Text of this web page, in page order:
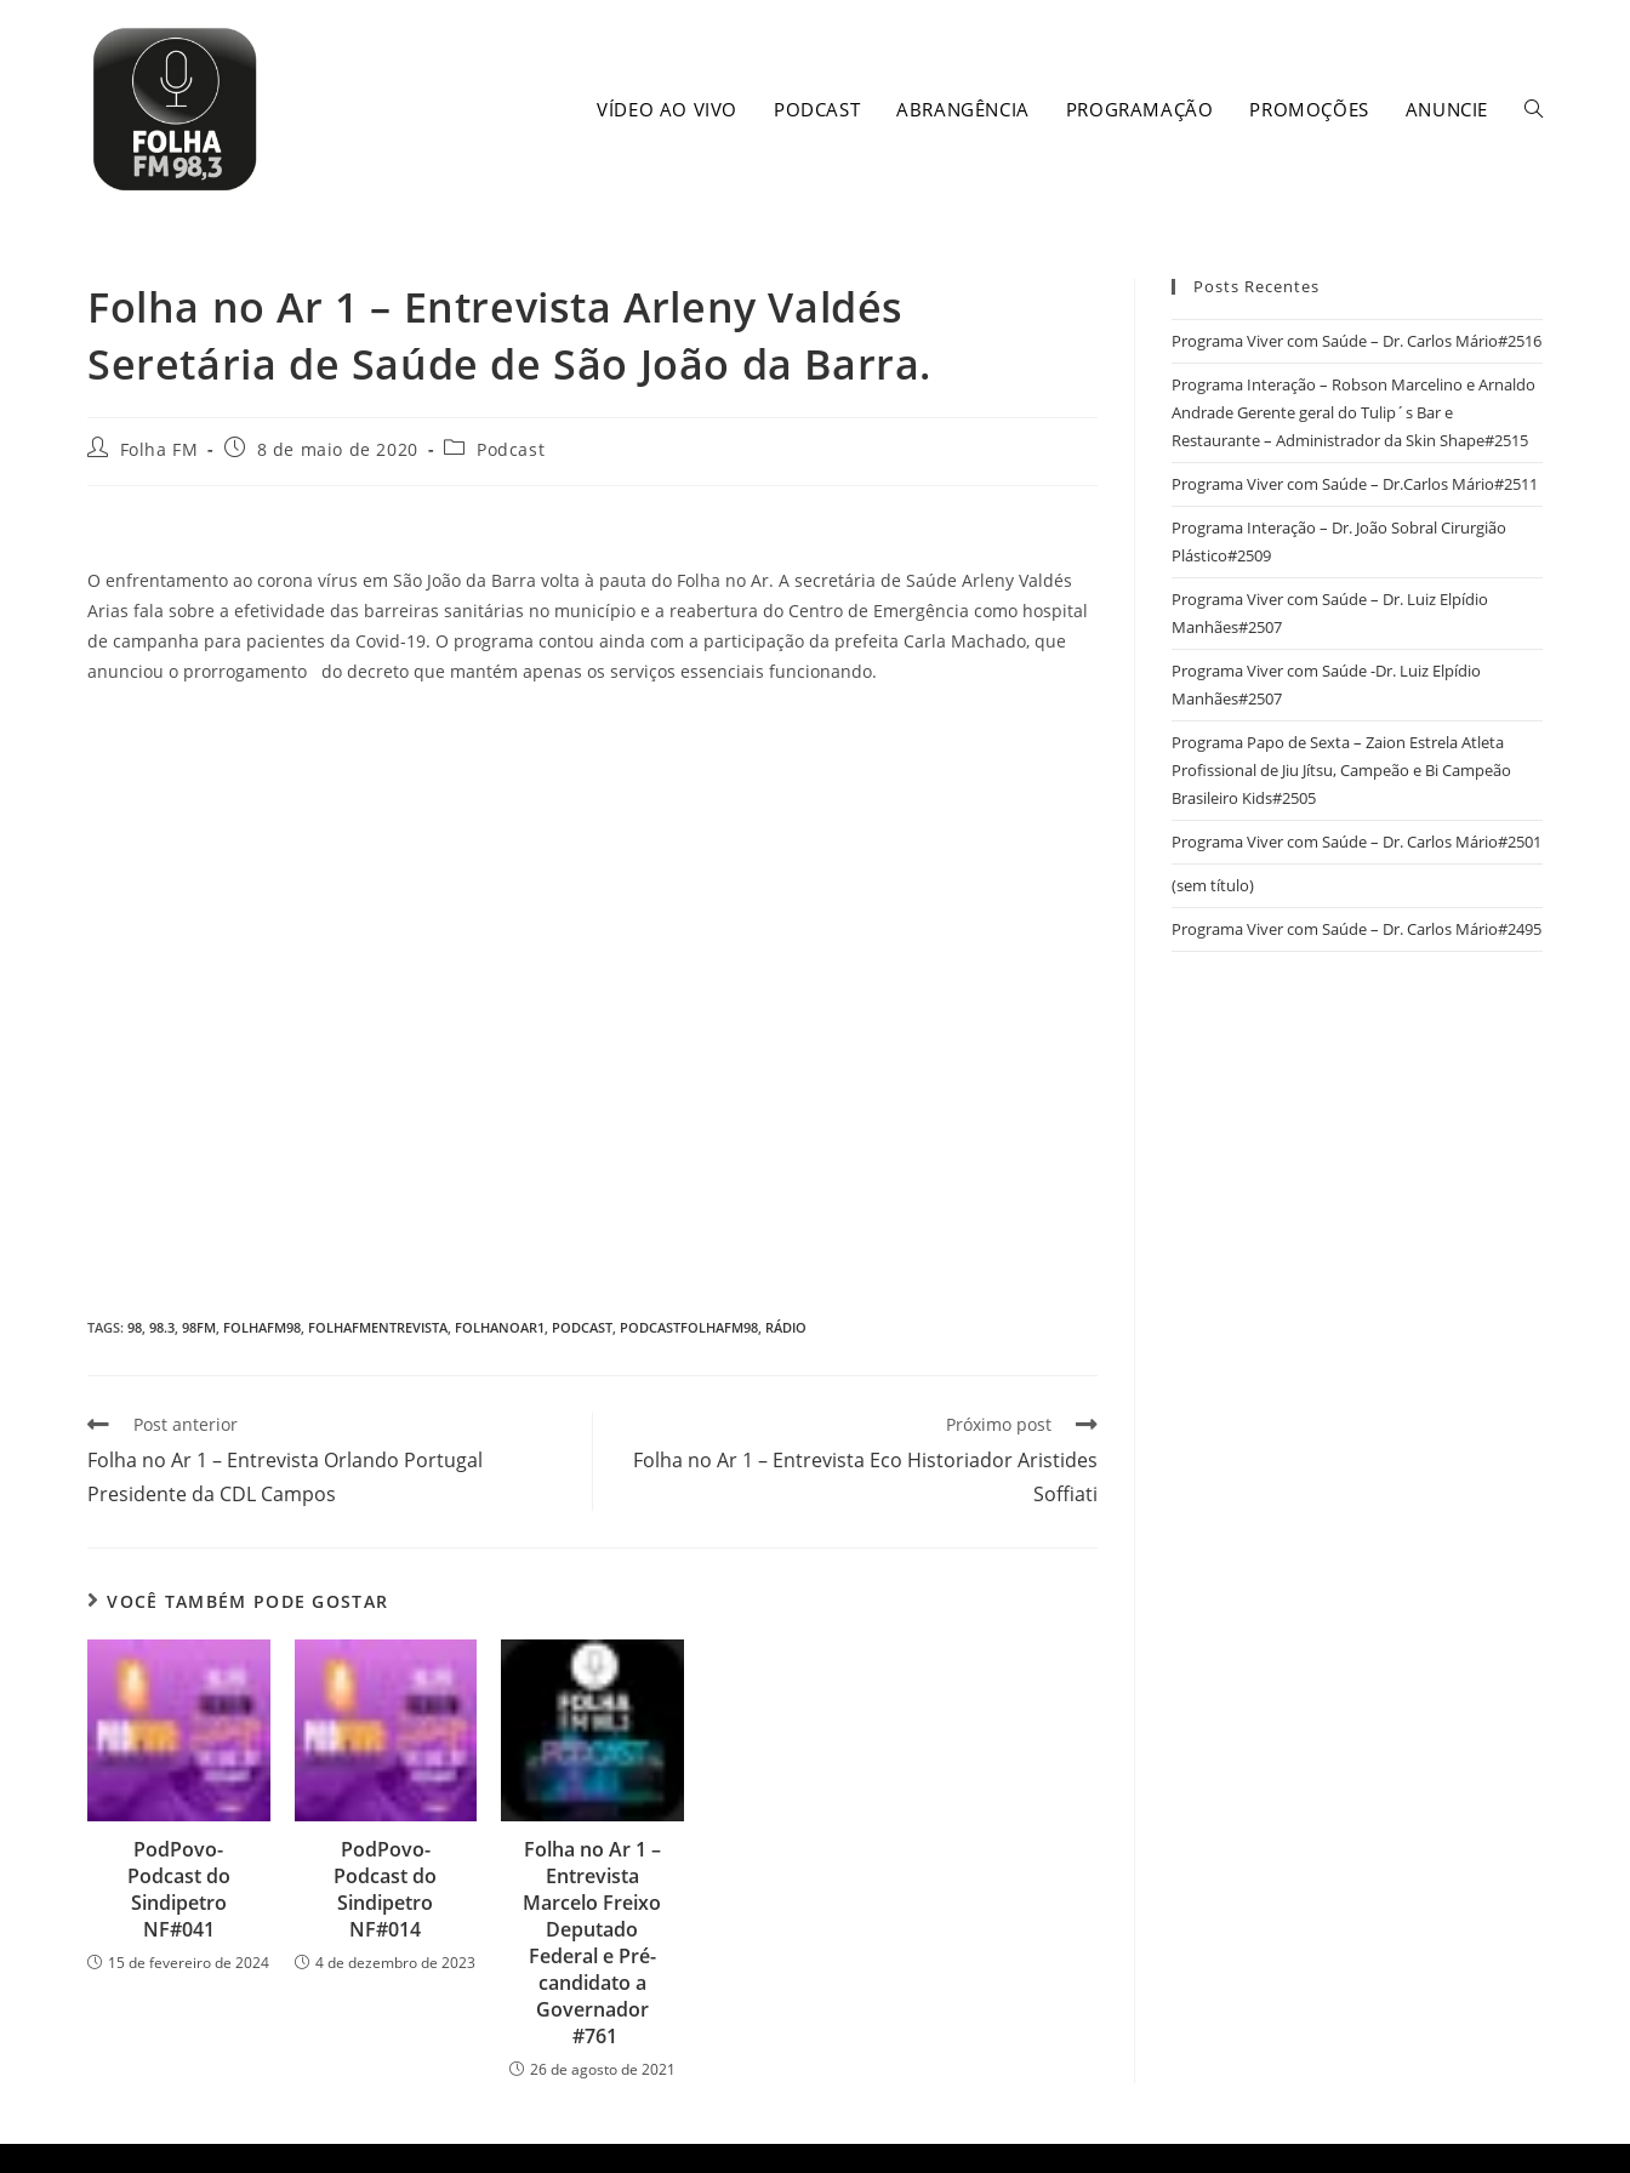
VÍDEO AO VIVO PODCAST ABRANGÊNCIA PROGRAMAÇÃO PROMOÇÕES ANUNCIE
Folha no Ar 1 – Entrevista Arleny Valdés
Seretária de Saúde de São João da Barra.
Folha FM 8 de maio de 2020 Podcast
O enfrentamento ao corona vírus em São João da Barra volta à pauta do Folha no Ar. A secretária de Saúde Arleny Valdés
Arias fala sobre a efetividade das barreiras sanitárias no município e a reabertura do Centro de Emergência como hospital
de campanha para pacientes da Covid-19. O programa contou ainda com a participação da prefeita Carla Machado, que
anunciou o prorrogamento do decreto que mantém apenas os serviços essenciais funcionando.
TAGS: 98 98.3 98FM FOLHAFM98 FOLHAFMENTREVISTA FOLHANOAR1 PODCAST PODCASTFOLHAFM98 RÁDIO
Post anterior
Folha no Ar 1 – Entrevista Orlando Portugal
Presidente da CDL Campos
Próximo post
Folha no Ar 1 – Entrevista Eco Historiador Aristides
Soffiati
VOCÊ TAMBÉM PODE GOSTAR
PodPovo-
Podcast do
Sindipetro
NF#041
15 de fevereiro de 2024
PodPovo-
Podcast do
Sindipetro
NF#014
4 de dezembro de 2023
Folha no Ar 1 –
Entrevista
Marcelo Freixo
Deputado
Federal e Pré-
candidato a
Governador
#761
26 de agosto de 2021
Posts Recentes
Programa Viver com Saúde – Dr. Carlos Mário#2516
Programa Interação – Robson Marcelino e Arnaldo
Andrade Gerente geral do Tulip´s Bar e
Restaurante – Administrador da Skin Shape#2515
Programa Viver com Saúde – Dr.Carlos Mário#2511
Programa Interação – Dr. João Sobral Cirurgião
Plástico#2509
Programa Viver com Saúde – Dr. Luiz Elpídio
Manhães#2507
Programa Viver com Saúde -Dr. Luiz Elpídio
Manhães#2507
Programa Papo de Sexta – Zaion Estrela Atleta
Profissional de Jiu Jítsu, Campeão e Bi Campeão
Brasileiro Kids#2505
Programa Viver com Saúde – Dr. Carlos Mário#2501
(sem título)
Programa Viver com Saúde – Dr. Carlos Mário#2495